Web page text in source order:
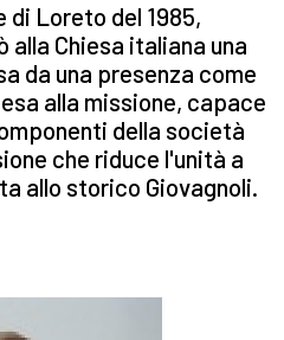
di Loreto del 1985,
alla Chiesa italiana una
da una presenza come
alla missione, capace
della società
che riduce l'unità a
allo storico Giovagnoli.